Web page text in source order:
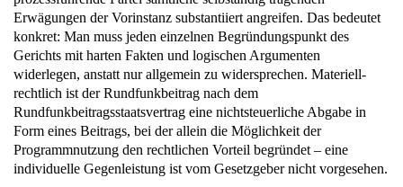
Erwägungen der Vorinstanz substantiiert angreifen. Das bedeutet
konkret: Man muss jeden einzelnen Begründungspunkt des
Gerichts mit harten Fakten und logischen Argumenten
widerlegen, anstatt nur allgemein zu widersprechen. Materiell-
rechtlich ist der Rundfunkbeitrag nach dem
Rundfunkbeitragsstaatsvertrag eine nichtsteuerliche Abgabe in
Form eines Beitrags, bei der allein die Möglichkeit der
Programmnutzung den rechtlichen Vorteil begründet – eine
individuelle Gegenleistung ist vom Gesetzgeber nicht vorgesehen.